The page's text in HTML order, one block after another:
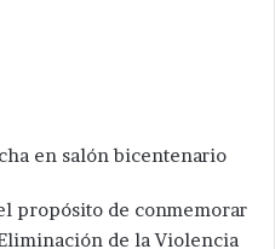
en salón bicentenario
propósito de conmemorar
de la Violencia